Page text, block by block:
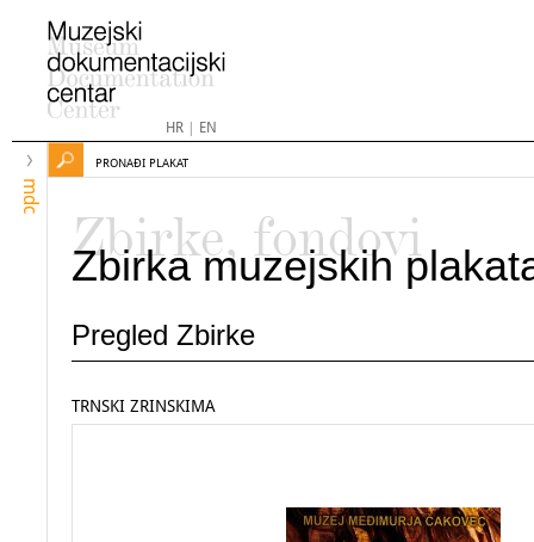
HR| EN
mdc
PRONAĐI PLAKAT
Zbirke, fondovi
Zbirka muzejskih
Pregled Zbirke
TRNSKI ZRINSKIMA